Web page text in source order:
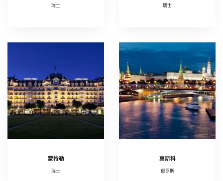
瑞士 瑞士
蒙特勒
瑞士
莫斯科
俄罗斯